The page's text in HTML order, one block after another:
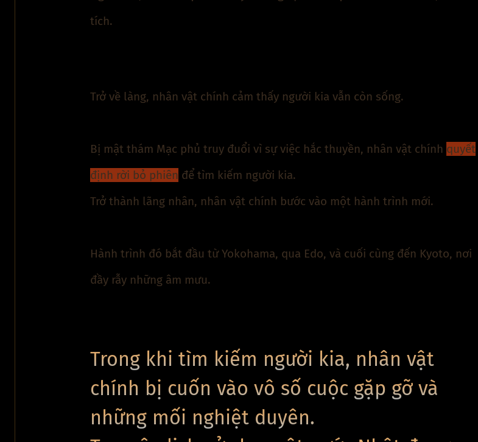
tích.
Trở về làng, nhân vật chính cảm thấy người kia vẫn còn sống.
Bị mật thám Mạc phủ truy đuổi vì sự việc hắc thuyền, nhân vật chính quyết
định rời bỏ phiên để tìm kiếm người kia.
Trở thành lãng nhân, nhân vật chính bước vào một hành trình mới.
Hành trình đó bắt đầu từ Yokohama, qua Edo, và cuối cùng đến Kyoto, nơi
đầy rẫy những âm mưu.
Trong khi tìm kiếm người kia, nhân vật
chính bị cuốn vào vô số cuộc gặp gỡ và
những mối nghiệt duyên.